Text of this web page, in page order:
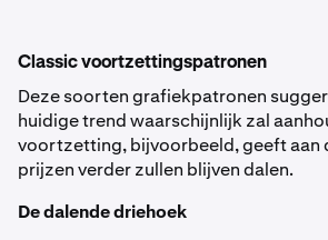
Classic voortzettingspatronen
Deze soorten grafiekpatronen
huidige trend waarschijnlijk zal
voortzetting, bijvoorbeeld, geeft aan
prijzen verder zullen blijven dalen.
De dalende driehoek